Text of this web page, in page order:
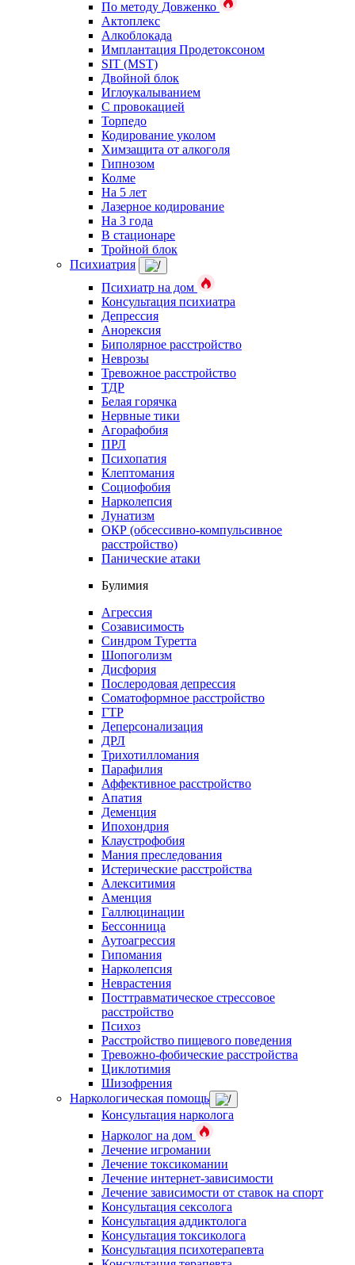
По методу Довженко
Актоплекс
Алкоблокада
Имплантация Продетоксоном
SIT (MST)
Двойной блок
Иглоукалыванием
С провокацией
Торпедо
Кодирование уколом
Химзащита от алкоголя
Гипнозом
Колме
На 5 лет
Лазерное кодирование
На 3 года
В стационаре
Тройной блок
Психиатрия
Психиатр на дом
Консультация психиатра
Депрессия
Анорексия
Биполярное расстройство
Неврозы
Тревожное расстройство
ТДР
Белая горячка
Нервные тики
Агорафобия
ПРЛ
Психопатия
Клептомания
Социофобия
Нарколепсия
Лунатизм
ОКР (обсессивно-компульсивное
расстройство)
Панические атаки
Булимия
Агрессия
Созависимость
Синдром Туретта
Шопоголизм
Дисфория
Послеродовая депрессия
Соматоформное расстройство
ГТР
Деперсонализация
ДРЛ
Трихотилломания
Парафилия
Аффективное расстройство
Апатия
Деменция
Ипохондрия
Клаустрофобия
Мания преследования
Истерические расстройства
Алекситимия
Аменция
Галлюцинации
Бессонница
Аутоагрессия
Гипомания
Нарколепсия
Неврастения
Посттравматическое стрессовое
расстройство
Психоз
Расстройство пищевого поведения
Тревожно-фобические расстройства
Циклотимия
Шизофрения
Наркологическая помощь
Консультация нарколога
Нарколог на дом
Лечение игромании
Лечение токсикомании
Лечение интернет-зависимости
Лечение зависимости от ставок на спорт
Консультация сексолога
Консультация аддиктолога
Консультация токсиколога
Консультация психотерапевта